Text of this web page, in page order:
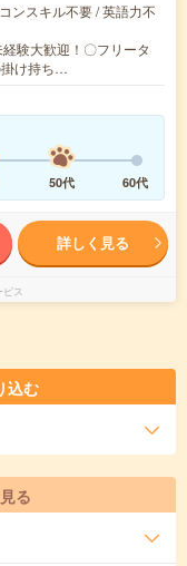
ンスキル不要 / 英語力不
験大歓迎！〇フリータ
け持ち…
50代 60代
詳しく見る
ビス
込む
る